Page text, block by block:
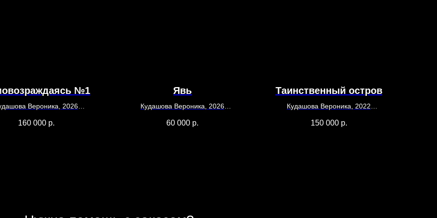
№1
Вероника, 2026
сухоцветы
160 000 р.
Явь
Кудашова Вероника, 2026
30х40
60 000 р.
Таинственный остров
Кудашова Вероника, 2022
Холст, смешанная техника
150 000 р.